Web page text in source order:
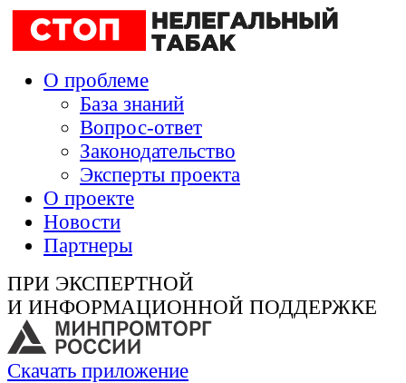
О проблеме
База знаний
Вопрос-ответ
Законодательство
Эксперты проекта
О проекте
Новости
Партнеры
ПРИ ЭКСПЕРТНОЙ
И ИНФОРМАЦИОННОЙ ПОДДЕРЖКЕ
Скачать приложение